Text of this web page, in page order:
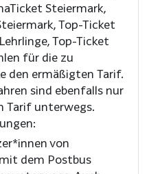
Steiermark,
Top-Ticket
Top-Ticket
für die zu
den ermäßigten Tarif.
sind ebenfalls nur
Tarif unterwegs.
von
dem Postbus